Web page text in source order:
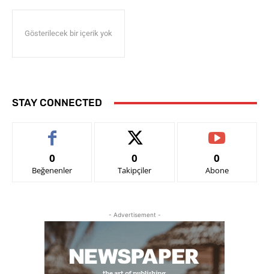
Gösterilecek bir içerik yok
STAY CONNECTED
0
Beğenenler
0
Takipçiler
0
Abone
- Advertisement -